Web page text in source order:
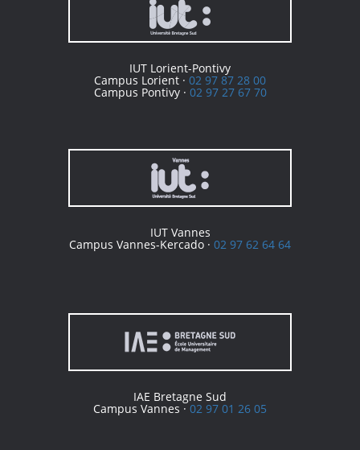
IUT Lorient-Pontivy
Campus Lorient · 02 97 87 28 00
Campus Pontivy · 02 97 27 67 70
IUT Vannes
Campus Vannes-Kercado · 02 97 62 64 64
IAE Bretagne Sud
Campus Vannes ·02 97 01 26 05